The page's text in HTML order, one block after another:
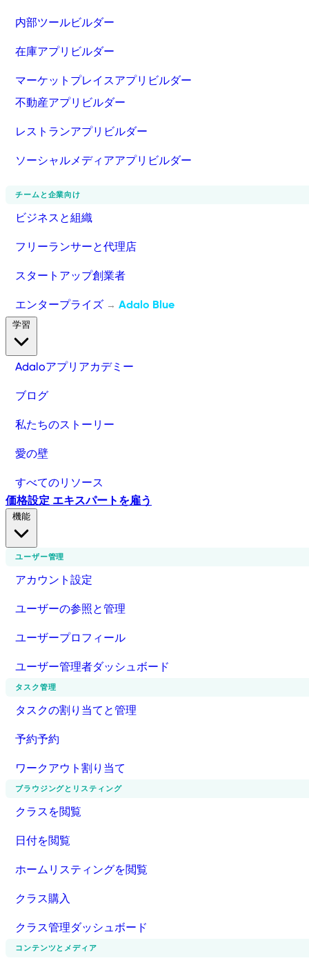
内部ツールビルダー
在庫アプリビルダー
マーケットプレイスアプリビルダー
不動産アプリビルダー
レストランアプリビルダー
ソーシャルメディアアプリビルダー
チームと企業向け
ビジネスと組織
フリーランサーと代理店
スタートアップ創業者
エンタープライズ → Adalo Blue
Adaloアプリアカデミー
ブログ
私たちのストーリー
愛の壁
すべてのリソース
価格設定 エキスパートを雇う
ユーザー管理
アカウント設定
ユーザーの参照と管理
ユーザープロフィール
ユーザー管理者ダッシュボード
タスク管理
タスクの割り当てと管理
予約予約
ワークアウト割り当て
ブラウジングとリスティング
クラスを閲覧
日付を閲覧
ホームリスティングを閲覧
クラス購入
クラス管理ダッシュボード
コンテンツとメディア